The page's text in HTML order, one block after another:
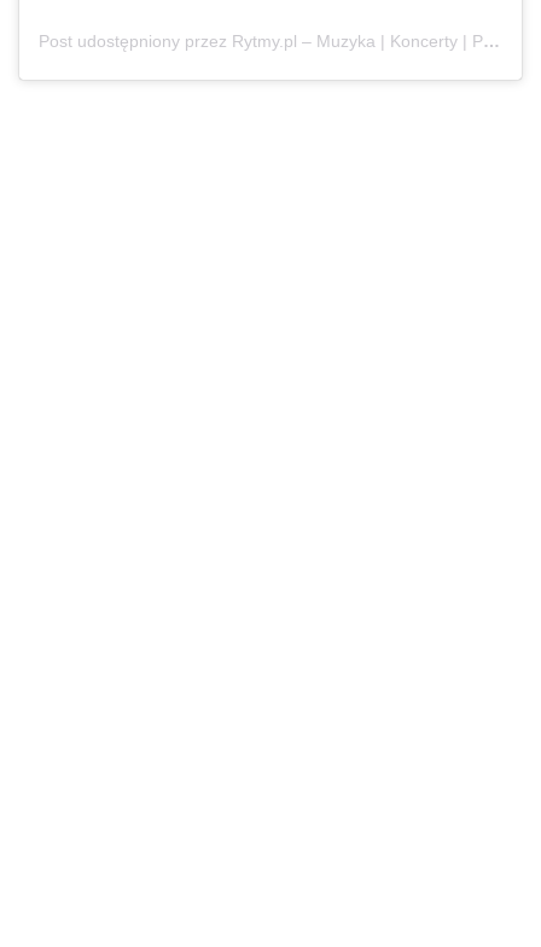
Post udostępniony przez Rytmy.pl – Muzyka | Koncerty | Popkultura | Lifestyle (@rytmypl)